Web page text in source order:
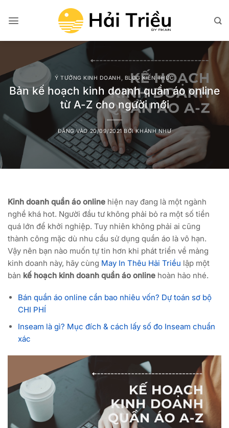
qua
dung
Ý TƯỞNG KINH DOANH , BLOG KIẾN THỨC
Bản kế hoạch kinh doanh quần áo online
từ A-Z cho người mới
ĐĂNG VÀO20/09/2021 BỞIKHÁNH NHƯ
Kinh doanh quần áo online hiện nay đang là một ngành
nghề khá hot. Người đầu tư không phải bỏ ra một số tiền
quá lớn để khởi nghiệp. Tuy nhiên không phải ai cũng
thành công mặc dù nhu cầu sử dụng quần áo là vô hạn.
Vậy nên bạn nào muốn tự tin hơn khi phát triển về mảng
kinh doanh này, hãy cùng May In Thêu Hải Triều lập một
bản kế hoạch kinh doanh quần áo online hoàn hảo nhé.
Bán quần áo online cần bao nhiêu vốn? Dự toán sơ bộ
CHI PHÍ
Inseam là gì? Mục đích & cách lấy số đo Inseam chuẩn
xác